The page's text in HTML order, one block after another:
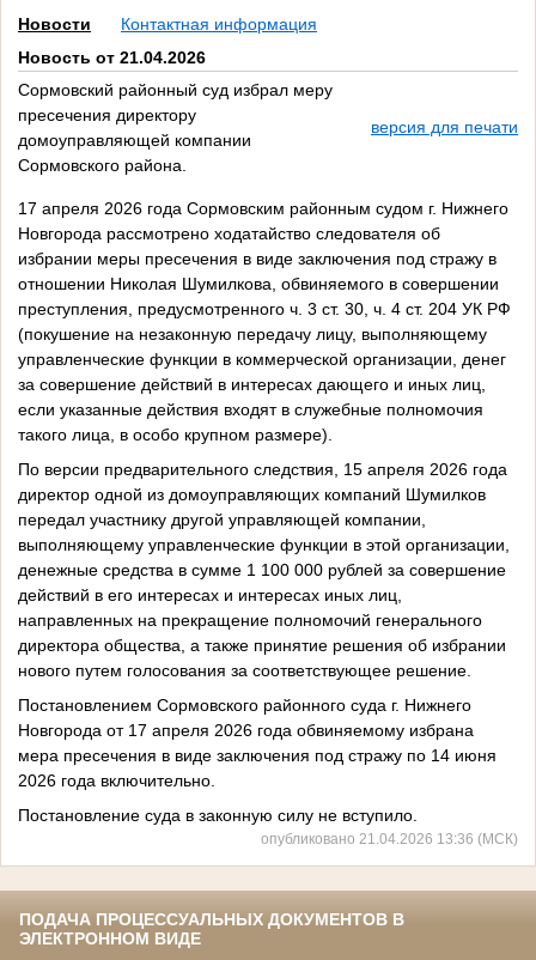
Новости
Контактная информация
Новость от 21.04.2026
Сормовский районный суд избрал меру
пресечения директору
домоуправляющей компании
Сормовского района.
версия для печати
17 апреля 2026 года Сормовским районным судом г. Нижнего
Новгорода рассмотрено ходатайство следователя об
избрании меры пресечения в виде заключения под стражу в
отношении Николая Шумилкова, обвиняемого в совершении
преступления, предусмотренного ч. 3 ст. 30, ч. 4 ст. 204 УК РФ
(покушение на незаконную передачу лицу, выполняющему
управленческие функции в коммерческой организации, денег
за совершение действий в интересах дающего и иных лиц,
если указанные действия входят в служебные полномочия
такого лица, в особо крупном размере).
По версии предварительного следствия, 15 апреля 2026 года
директор одной из домоуправляющих компаний Шумилков
передал участнику другой управляющей компании,
выполняющему управленческие функции в этой организации,
денежные средства в сумме 1 100 000 рублей за совершение
действий в его интересах и интересах иных лиц,
направленных на прекращение полномочий генерального
директора общества, а также принятие решения об избрании
нового путем голосования за соответствующее решение.
Постановлением Сормовского районного суда г. Нижнего
Новгорода от 17 апреля 2026 года обвиняемому избрана
мера пресечения в виде заключения под стражу по 14 июня
2026 года включительно.
Постановление суда в законную силу не вступило.
опубликовано 21.04.2026 13:36 (МСК)
ПОДАЧА ПРОЦЕССУАЛЬНЫХ ДОКУМЕНТОВ В
ЭЛЕКТРОННОМ ВИДЕ